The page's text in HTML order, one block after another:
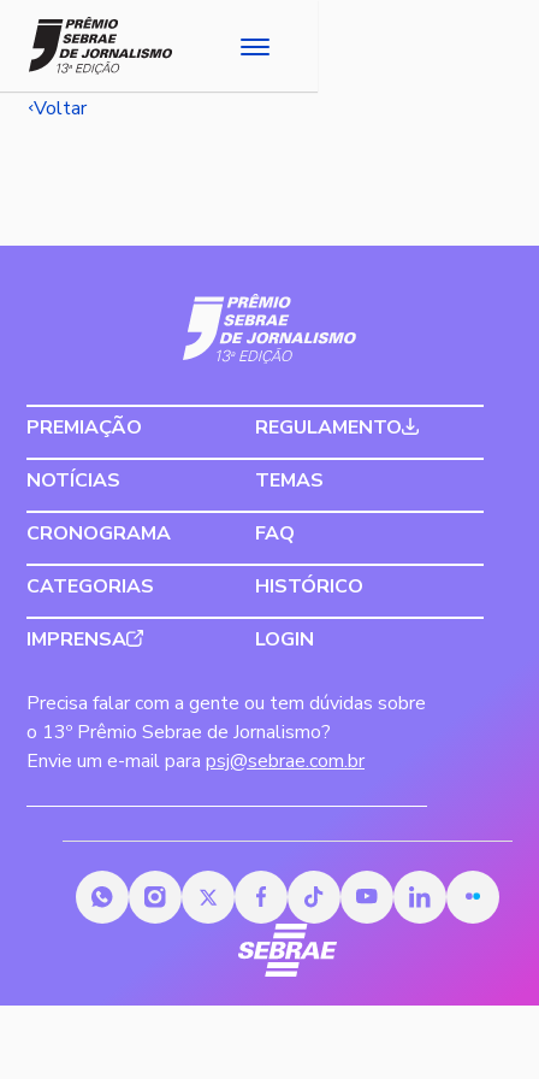
Voltar
PREMIAÇÃO
REGULAMENTO
NOTÍCIAS
TEMAS
CRONOGRAMA
FAQ
CATEGORIAS
HISTÓRICO
IMPRENSA
LOGIN
Precisa falar com a gente ou tem dúvidas sobre
o 13º Prêmio Sebrae de Jornalismo?
Envie um e-mail para psj@sebrae.com.br